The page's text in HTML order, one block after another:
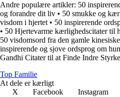
Andre populære artikler: 50
og forandre dit liv • 50 smukke og
visdom i hjertet• 50 inspirerende
• 50 Hjertevarme kærlighedscitater til
50 visdomsord fra den gamle
inspirerende og sjove ordsprog om
Gandhi Citater til at Finde Indre Styrke
Top Familie
At dele er kærligt
X
Facebook Instagram